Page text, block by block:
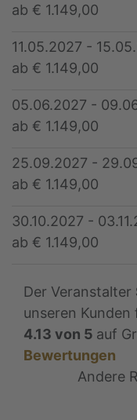
ab € 1.149,00
11.05.2027 -
ab € 1.149,00
05.06.2027 -
ab € 1.149,00
25.09.2027 -
ab € 1.149,00
30.10.2027 -
ab € 1.149,00
Der Veranstalter
unseren
4.13 von 5 auf
Bewertungen
Andere